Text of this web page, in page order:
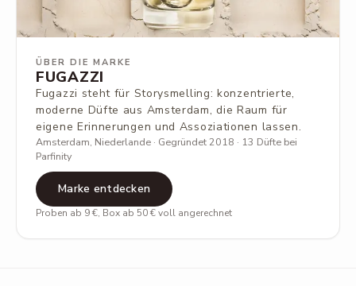
ÜBER DIE MARKE
FUGAZZI
Fugazzi steht für Storysmelling: konzentrierte,
moderne Düfte aus Amsterdam, die Raum für
eigene Erinnerungen und Assoziationen lassen.
Amsterdam, Niederlande · Gegründet 2018 · 13 Düfte bei
Parfinity
Marke entdecken
Proben ab 9 €, Box ab 50 € voll angerechnet